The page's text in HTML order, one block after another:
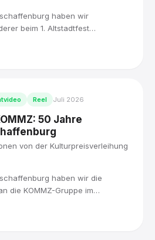
haben wir
beim 1. Altstadtfest
bis zur Vernissage "!HÄ?
Reel Juli 2026
50 Jahre
von der Kulturpreisverleihung
haben wir die
die KOMMZ-Gruppe im
und die